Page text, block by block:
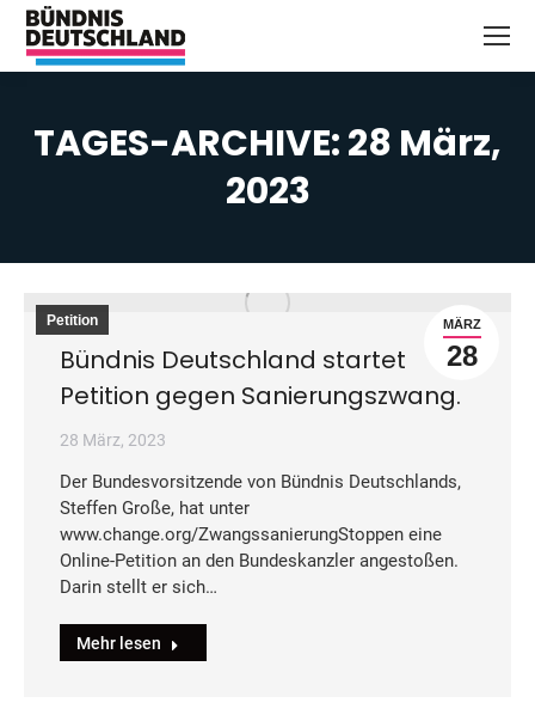
TAGES-ARCHIVE:28 März,
2023
MÄRZ
28
Petition
Bündnis Deutschland startet
Petition gegen Sanierungszwang.
28 März, 2023
Der Bundesvorsitzende von Bündnis Deutschlands,
Steffen Große, hat unter
www.change.org/ZwangssanierungStoppen eine
Online-Petition an den Bundeskanzler angestoßen.
Darin stellt er sich…
Mehr lesen